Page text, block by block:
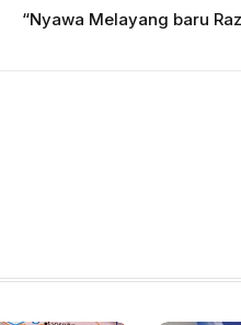
“Nyawa Melayang baru